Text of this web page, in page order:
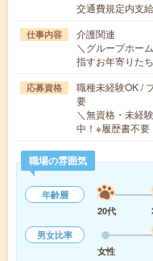
交通費規定内支給
仕事内容
介護関連
＼グループホー
指すお年寄りた
応募資格
職種未経験OK /
要
＼無資格・未経
中！※履歴書不
職場の雰囲気
年齢層
20代
男女比率
女性